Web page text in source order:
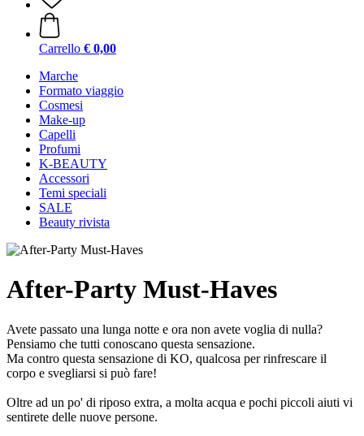
Carrello € 0,00
Marche
Formato viaggio
Cosmesi
Make-up
Capelli
Profumi
K-BEAUTY
Accessori
Temi speciali
SALE
Beauty rivista
After-Party Must-Haves
Avete passato una lunga notte e ora non avete voglia di nulla?
Pensiamo che tutti conoscano questa sensazione.
Ma contro questa sensazione di KO, qualcosa per rinfrescare il
corpo e svegliarsi si può fare!
Oltre ad un po' di riposo extra, a molta acqua e pochi piccoli aiuti vi
sentirete delle nuove persone.